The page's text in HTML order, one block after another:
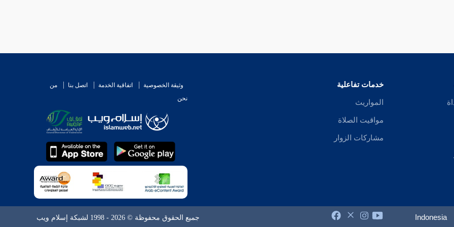
خدمات تفاعلية
المواريث
مواقيت الصلاة
مشاركات الزوار
وثيقة الخصوصية اتفاقية الخدمة اتصل بنا
من
نحن
Indonesia جميع الحقوق محفوظة © 2026 - 1998 لشبكة إسلام ويب